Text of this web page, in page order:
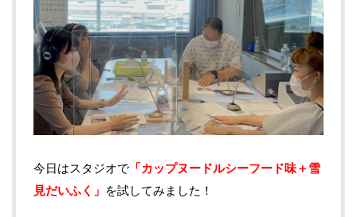
今日はスタジオで 「カップヌードルシーフード味＋雪
見だいふく」 を試してみました！